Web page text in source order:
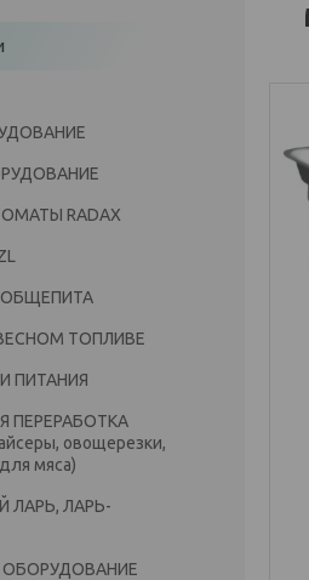
RADAX
ТОПЛИВЕ
ПИТАНИЯ
ПЕРЕРАБОТКА
овощерезки,
мяса)
ЛАРЬ, ЛАРЬ-
ОБОРУДОВАНИЕ